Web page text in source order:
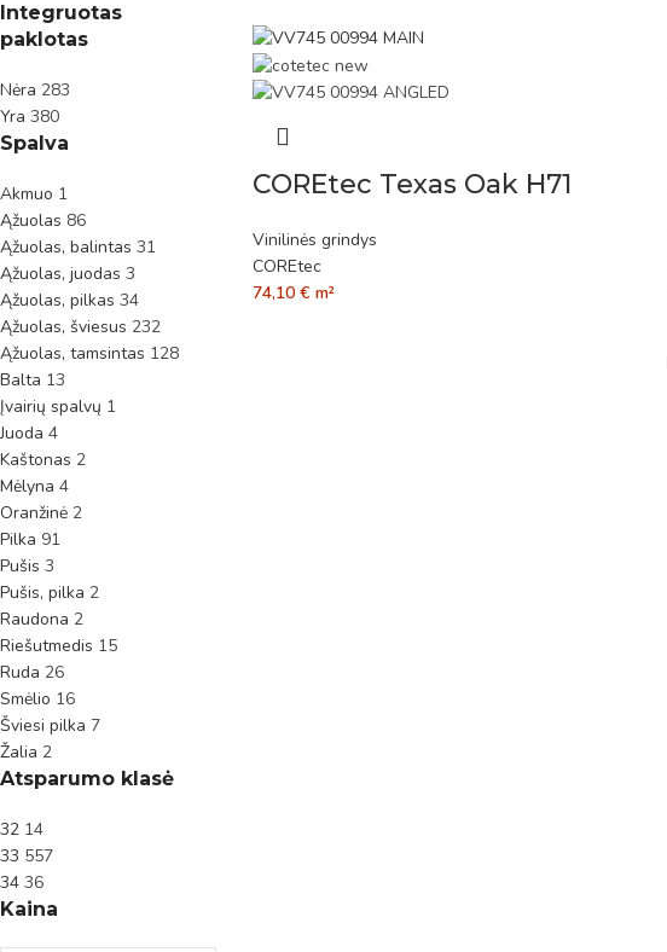
Integruotas
paklotas
Nėra 283
Yra 380
Spalva
Akmuo 1
Ąžuolas 86
Ąžuolas, balintas 31
Ąžuolas, juodas 3
Ąžuolas, pilkas 34
Ąžuolas, šviesus 232
Ąžuolas, tamsintas 128
Balta 13
Įvairių spalvų 1
Juoda 4
Kaštonas 2
Mėlyna 4
Oranžinė 2
Pilka 91
Pušis 3
Pušis, pilka 2
Raudona 2
Riešutmedis 15
Ruda 26
Smėlio 16
Šviesi pilka 7
Žalia 2
Atsparumo klasė
32 14
33 557
34 36
Kaina
COREtec Texas Oak H71
Vinilinės grindys
COREtec
74,10 € m²